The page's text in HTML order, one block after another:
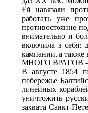
Ей навязали
работать уже
противостояние
внимательно и
включила в себя:
кампании, а также
МНОГО ВРАГОВ
В августе 1854
побережье
линейных
уничтожить
захвата Санкт-